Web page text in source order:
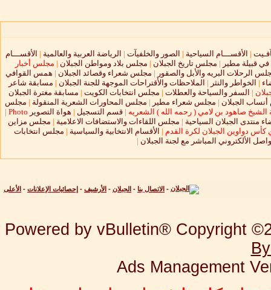
| الأقســـام السياحية | الصور والخلفيآت | الرياضة العربية والعالمية | الأقســـام
في قبيلة مطير | مجلس تاريخ الجبلان | مجلس بلاد ومواطن الجبلان | مجلس أخبار
الرحلات البريه والأبل والصقور | مجلس شعراء وقصائد الجبلان | همس القوافي
| الخواطر والنثر | الملاحظات والأقتراحات الموجهة للجنة الجبلان | مسابقة شاعر
| السفر والسياحة والعطلات | مجلس انتخابات الكويت | مسابقة مغترة الجبلان
الجبلان | مجلس شعراء مطير | مجلس المحاورات الشعرية المنقولة | مجلس
الشيخ صاهود بن لامي ( رحمه الله ) الشعريه | قسم التسجيل | هواة التصوير Photo
|
منتدى الجبلان السياحية | مجلس اللقاءات والاستضافات الاعلامية | مجلس مزاين
كأس دواوين الجبلان لكرة القدم | الأقسام الانتخابية والسياسية | مجلس انتخابات
الألكتروني المباشر مع لجنة الجبلان |
- الاتصال بنا - الجبلان - الأرشيف - إحصائيات الإعلانات - الأعلى
Powered by vBulletin® Copyright
Ads Management